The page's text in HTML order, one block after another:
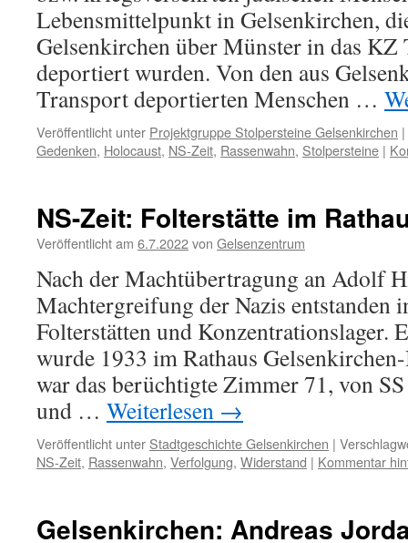
Lebensmittelpunkt in Gelsenkirchen,
Gelsenkirchen über Münster in das KZ
deportiert wurden. Von den aus
Transport deportierten Menschen …
Veröffentlicht unter Projektgruppe Stolpersteine Gelsenkirchen |
Gedenken, Holocaust, NS-Zeit, Rassenwahn, Stolpersteine |
NS-Zeit: Folterstätte im
Veröffentlicht am 6.7.2022von Gelsenzentrum
Nach der Machtübertragung an Adolf
Machtergreifung der Nazis entstanden
Folterstätten und Konzentrationslager.
wurde 1933 im Rathaus
war das berüchtigte Zimmer 71, von
und … Weiterlesen →
Veröffentlicht unter Stadtgeschichte Gelsenkirchen |
NS-Zeit, Rassenwahn, Verfolgung, Widerstand | Kommentar
Gelsenkirchen: Andreas